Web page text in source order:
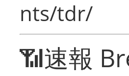
nts/tdr/
📶速報